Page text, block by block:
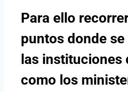
Para ello
puntos donde
las instituciones
como los